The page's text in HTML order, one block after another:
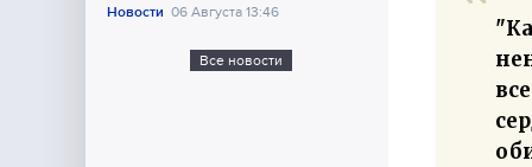
Новости 06 Августа 13:46
Все новости